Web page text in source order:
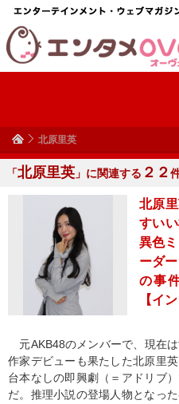
北原里英
「北原里英 」に関連する ２２
北原
すい
異色
ーダ
の事
【イ
元AKB48のメンバーで、現在
作家デビューも果たした北原里
台本なしの即興劇（＝アドリブ
だ。推理小説の登場人物となっ